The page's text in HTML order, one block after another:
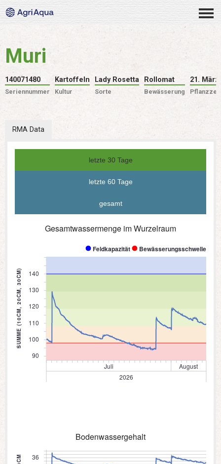
Muri
140071480
Seriennummer
Kartoffeln
Kultur
Lady Rosetta
Sorte
Rollomat
Bewässerung
21. März
RMA Data
letzte 30 Tage
letzte 60 Tage
gesamt